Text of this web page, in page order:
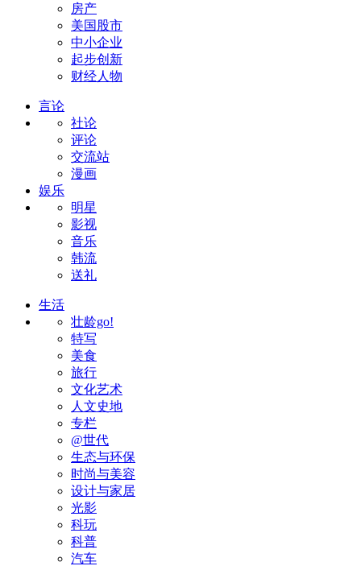
房产
美国股市
中小企业
起步创新
财经人物
言论
社论
评论
交流站
漫画
娱乐
明星
影视
音乐
韩流
送礼
生活
壮龄go!
特写
美食
旅行
文化艺术
人文史地
专栏
@世代
生态与环保
时尚与美容
设计与家居
光影
科玩
科普
汽车